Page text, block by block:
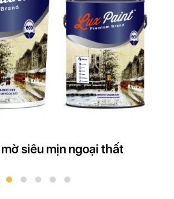
siêu mịn ngoại thất